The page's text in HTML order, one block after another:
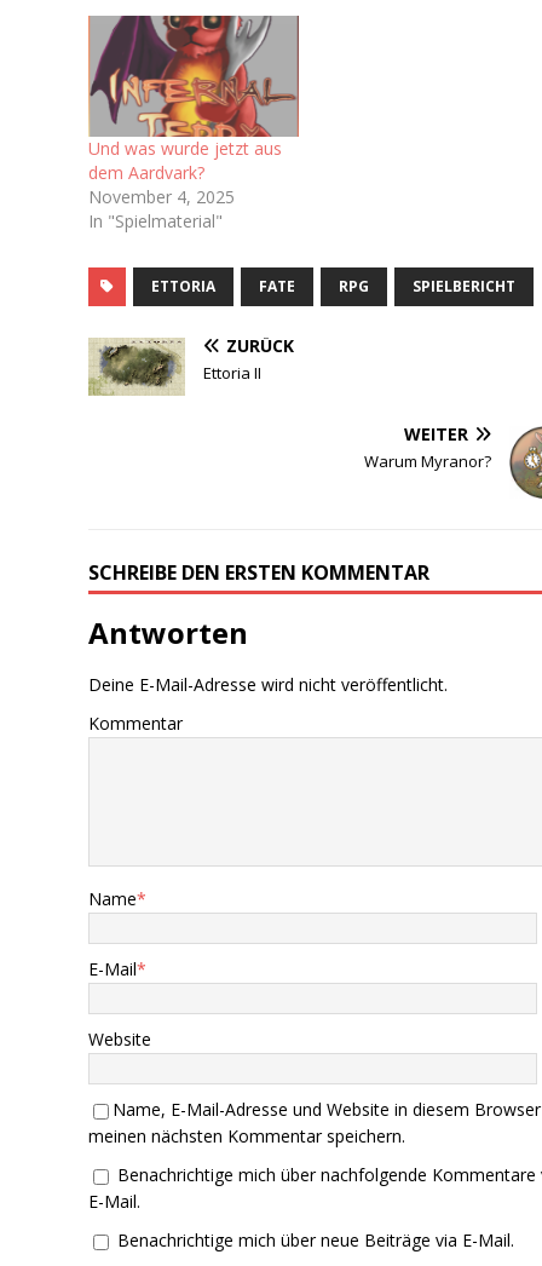
Und was wurde jetzt aus
dem Aardvark?
November 4, 2025
In "Spielmaterial"
ETTORIA FATE RPG SPIELBERICHT
ZURÜCK
Ettoria II
WEITER
Warum Myranor?
SCHREIBE DEN ERSTEN KOMMENTAR
Antworten
Deine E-Mail-Adresse wird nicht veröffentlicht.
Kommentar
Name*
E-Mail*
Website
Name, E-Mail-Adresse und Website in diesem
meinen nächsten Kommentar speichern.
Benachrichtige mich über nachfolgende Kommentare
E-Mail.
Benachrichtige mich über neue Beiträge via E-Mail.